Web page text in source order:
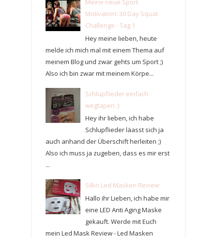
Meine neue Sport
Motivation: 30 Day Squat
Challenge - Tag 1
Hey meine lieben, heute
melde ich mich mal mit einem Thema auf
meinem Blog und zwar gehts um Sport ;)
Also ich bin zwar mit meinem Körpe...
Schlupflieder einfach
wegtapen :)
Hey ihr lieben, ich habe
Schlupflieder läasst sich ja
auch anhand der Überschift herleiten ;)
Also ich muss ja zugeben, dass es mir erst
...
Silkn Led Masken Review
Hallo ihr Lieben, ich habe mir
eine LED Anti Aging Maske
gekauft. Werde mit Euch
mein Led Mask Review - Led Masken